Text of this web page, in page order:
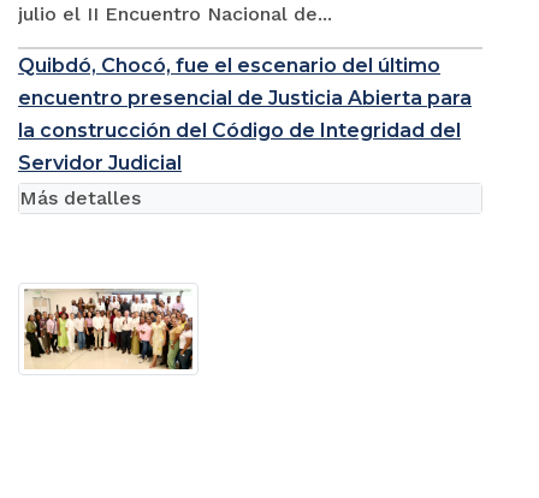
julio el II Encuentro Nacional de...
Quibdó, Chocó, fue el escenario del último
encuentro presencial de Justicia Abierta para
la construcción del Código de Integridad del
Servidor Judicial
Más detalles